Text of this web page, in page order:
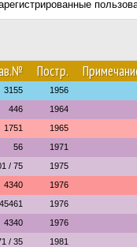
Постр.
3155 1956
446 1964
1751 1965
56 1971
/ 75 1975
4340 1976
1976
4340 1976
/ 35 1981